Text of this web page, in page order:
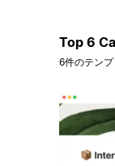
Top 6
6件のテンプ